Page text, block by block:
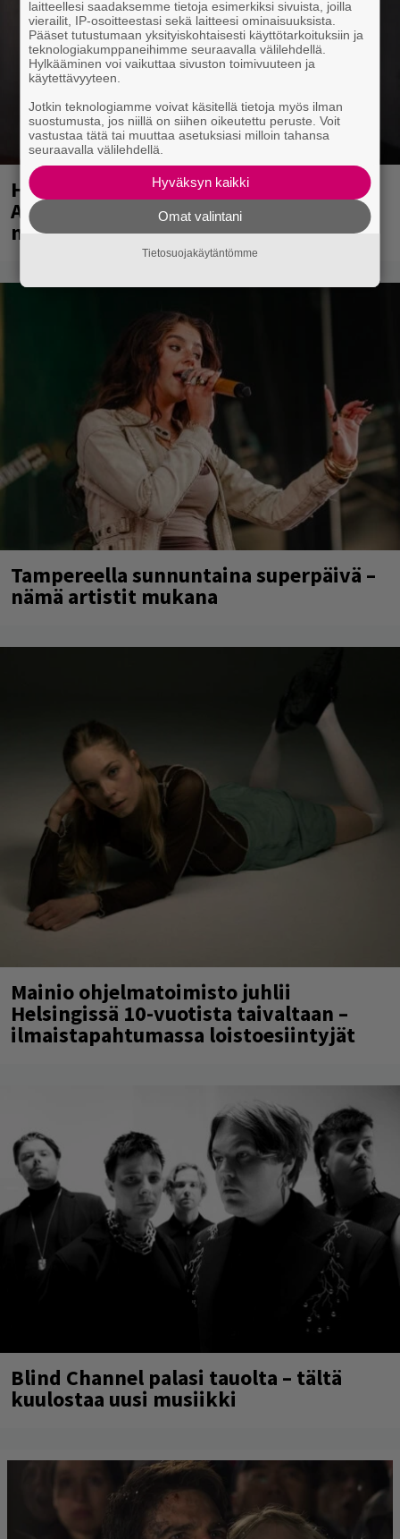
Huomenna se ilmestyy – CMX:stä tutun
A.W. Yrjänän uutuusalbumi om
mammuttimainen kokonaisuus
Tampereella sunnuntaina superpäivä –
nämä artistit mukana
Mainio ohjelmatoimisto juhlii
Helsingissä 10-vuotista taivaltaan –
ilmaistapahtumassa loistoesiintyjät
Blind Channel palasi tauolta – tältä
kuulostaa uusi musiikki
laitteellesi saadaksemme tietoja esimerkiksi sivuista, joilla
vierailit, IP-osoitteestasi sekä laitteesi ominaisuuksista.
Pääset tutustumaan yksityiskohtaisesti käyttötarkoituksiin ja
teknologiakumppaneihimme seuraavalla välilehdellä.
Hylkääminen voi vaikuttaa sivuston toimivuuteen ja
käytettävyyteen.
Jotkin teknologiamme voivat käsitellä tietoja myös ilman
suostumusta, jos niillä on siihen oikeutettu peruste. Voit
vastustaa tätä tai muuttaa asetuksiasi milloin tahansa
seuraavalla välilehdellä.
Hyväksyn kaikki
Omat valintani
Tietosuojakäytäntömme